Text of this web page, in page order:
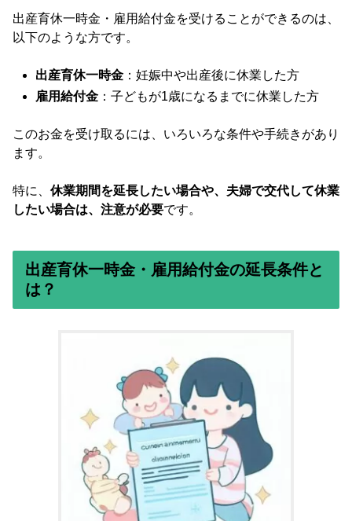
出産育休一時金・雇用給付金を受けることができるのは、
以下のような方です。
出産育休一時金 ：妊娠中や出産後に休業した方
雇用給付金 ：子どもが1歳になるまでに休業した方
このお金を受け取るには、いろいろな条件や手続きがあり
ます。
特に、 休業期間を延長したい場合や、夫婦で交代して休業
したい場合は、注意が必要です。
出産育休一時金・雇用給付金の延長条件と
は？